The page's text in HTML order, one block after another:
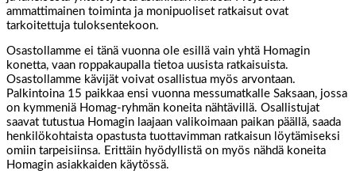
ammattimainen toiminta ja monipuoliset ratkaisut ovat
tarkoitettuja tuloksentekoon.
Osastollamme ei tänä vuonna ole esillä vain yhtä Homagin
konetta, vaan roppakaupalla tietoa uusista ratkaisuista.
Osastollamme kävijät voivat osallistua myös arvontaan.
Palkintoina 15 paikkaa ensi vuonna messumatkalle Saksaan, jossa
on kymmeniä Homag-ryhmän koneita nähtävillä. Osallistujat
saavat tutustua Homagin laajaan valikoimaan paikan päällä, saada
henkilökohtaista opastusta tuottavimman ratkaisun löytämiseksi
omiin tarpeisiinsa. Erittäin hyödyllistä on myös nähdä koneita
Homagin asiakkaiden käytössä.